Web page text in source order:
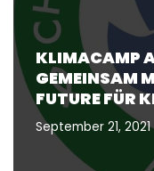
KLIMACAMP
GEMEINSAM
FUTURE FÜR
September 21, 2021